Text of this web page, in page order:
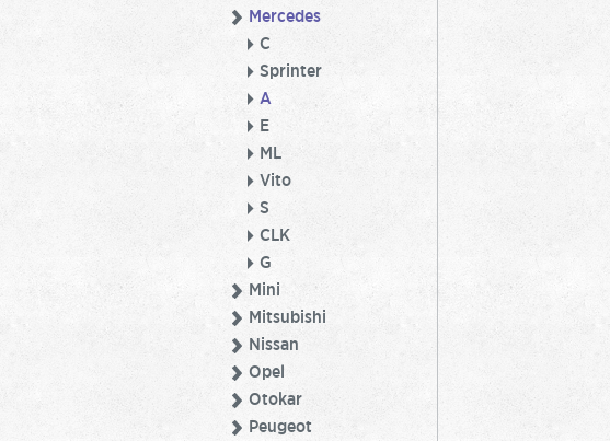
Mercedes
C
Sprinter
A
E
ML
Vito
S
CLK
G
Mini
Mitsubishi
Nissan
Opel
Otokar
Peugeot